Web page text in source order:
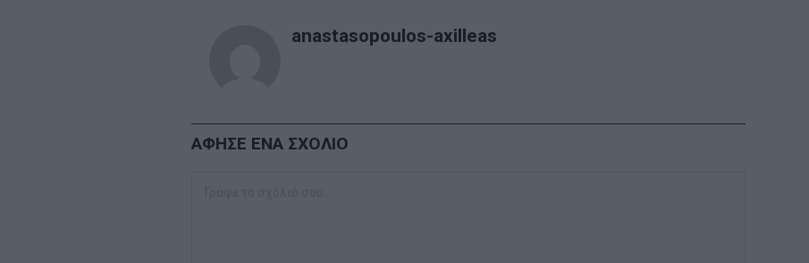
anastasopoulos-axilleas
ΑΦΗΣΕ ΕΝΑ ΣΧΟΛΙΟ